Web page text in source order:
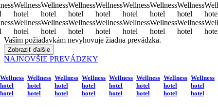
Wellness
hotel
Wellness
hotel
Wellness
hotel
Wellness
hotel
Wellness
hotel
Wellness
hotel
Wellness
hotel
Wellness
hotel
Wellness
hotel
Wellness
hotel
Wellness
hotel
Wellness
hotel
Wellness
hotel
Wellness
hotel
Vaším požiadavkám nevyhovuje žiadna prevádzka.
Zobraziť ďalšie
NAJNOVŠIE PREVÁDZKY
Wellness
hotel
hotel
Wellness
hotel
hotel
Wellness
hotel
hotel
Wellness
hotel
hotel
Wellness
hotel
hotel
Wellness
hotel
hotel
Wellness
hotel
hotel
Wellness
hotel
hotel